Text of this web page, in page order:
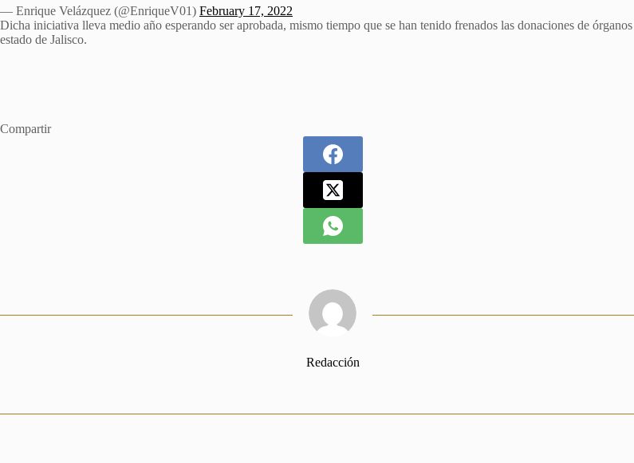
— Enrique Velázquez (@EnriqueV01) February 17, 2022
Dicha iniciativa lleva medio año esperando ser aprobada, mismo tiempo que se han tenido frenados las donaciones de órganos
estado de Jalisco.
Compartir
Redacción